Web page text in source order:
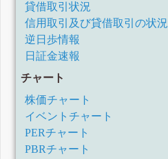
貸借取引状況
信用取引及び貸借取引の状況
逆日歩情報
日証金速報
チャート
株価チャート
イベントチャート
PERチャート
PBRチャート